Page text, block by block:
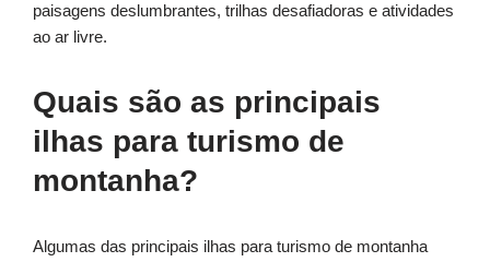
paisagens deslumbrantes, trilhas desafiadoras e atividades
ao ar livre.
Quais são as principais
ilhas para turismo de
montanha?
Algumas das principais ilhas para turismo de montanha